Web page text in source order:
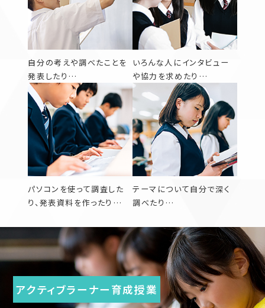
自分の考えや調べたことを
発表したり…
いろんな人にインタビュー
や協力を求めたり…
パソコンを使って調査した
り、発表資料を作ったり…
テーマについて自分で深く
調べたり…
アクティブラーナー育成授業